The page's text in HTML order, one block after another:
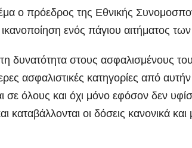
ο πρόεδρος της Εθνικής
ενός πάγιου αιτήματος
δυνατότητα στους ασφαλισμένους
ασφαλιστικές κατηγορίες από
όλους και όχι μόνο εφόσον δεν
καταβάλλονται οι δόσεις κανονικά